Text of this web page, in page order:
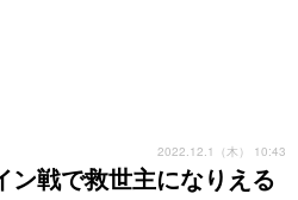
ン戦で救世主になりえる
2022.12.1（木） 10:43